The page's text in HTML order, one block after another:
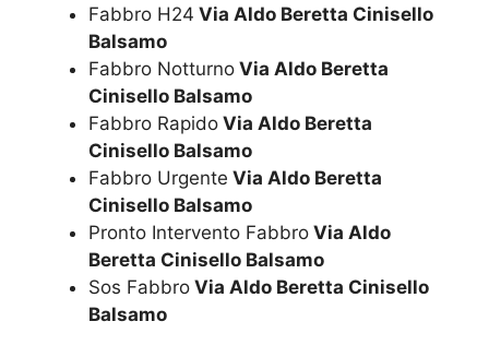
Fabbro H24 Via Aldo Beretta Cinisello
Balsamo
Fabbro Notturno Via Aldo Beretta
Cinisello Balsamo
Fabbro Rapido Via Aldo Beretta
Cinisello Balsamo
Fabbro Urgente Via Aldo Beretta
Cinisello Balsamo
Pronto Intervento Fabbro Via Aldo
Beretta Cinisello Balsamo
Sos Fabbro Via Aldo Beretta Cinisello
Balsamo